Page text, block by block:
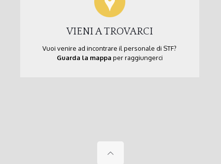
VIENI A TROVARCI
Vuoi venire ad incontrare il personale di STF?
Guarda la mappa per raggiungerci